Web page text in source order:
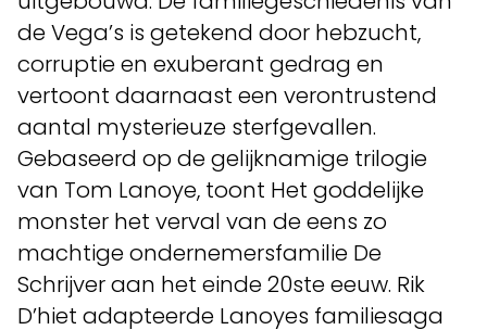
de Vega’s is getekend door hebzucht,
corruptie en exuberant gedrag en
vertoont daarnaast een verontrustend
aantal mysterieuze sterfgevallen.
Gebaseerd op de gelijknamige trilogie
van Tom Lanoye, toont Het goddelijke
monster het verval van de eens zo
machtige ondernemersfamilie De
Schrijver aan het einde 20ste eeuw. Rik
D’hiet adapteerde Lanoyes familiesaga